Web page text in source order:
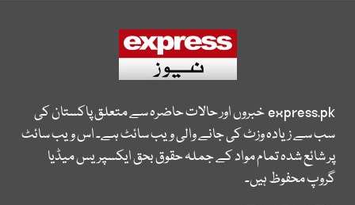
express.pkخبروں اور حالات حاضرہ سے متعلق پاکستان کی
سب سے زیادہ وزٹ کی جانے والی ویب سائٹ ہے۔ اس ویب سائٹ
پر شائع شدہ تمام مواد کے جملہ حقوق بحق ایکسپریس میڈیا
گروپ محفوظ ہیں۔